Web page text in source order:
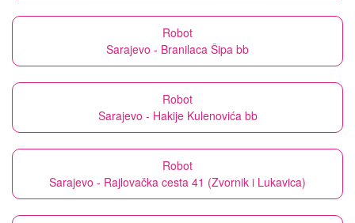
Robot
Sarajevo - Branilaca Šipa bb
Robot
Sarajevo - Hakije Kulenovića bb
Robot
Sarajevo - Rajlovačka cesta 41 (Zvornik i Lukavica)